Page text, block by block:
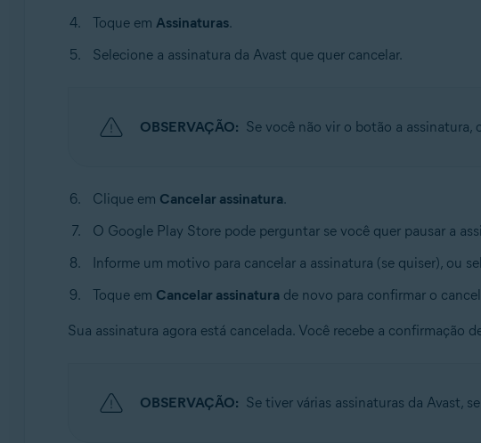
Toque em Assinaturas.
Selecione a assinatura da Avast que quer cancelar.
OBSERVAÇÃO: Se você não vir o botão a assinatura,
Clique em Cancelar assinatura.
O Google Play Store pode perguntar se você quer pausar a
Informe um motivo para cancelar a assinatura (se quiser), ou
Toque em Cancelar assinaturade novo para confirmar o
Sua assinatura agora está cancelada. Você recebe a confirmação
OBSERVAÇÃO: Se tiver várias assinaturas da Avast,